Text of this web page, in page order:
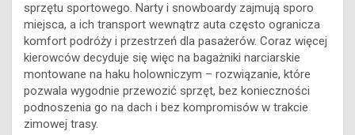
sprzętu sportowego. Narty i snowboardy zajmują sporo
miejsca, a ich transport wewnątrz auta często ogranicza
komfort podróży i przestrzeń dla pasażerów. Coraz więcej
kierowców decyduje się więc na bagażniki narciarskie
montowane na haku holowniczym – rozwiązanie, które
pozwala wygodnie przewozić sprzęt, bez konieczności
podnoszenia go na dach i bez kompromisów w trakcie
zimowej trasy.